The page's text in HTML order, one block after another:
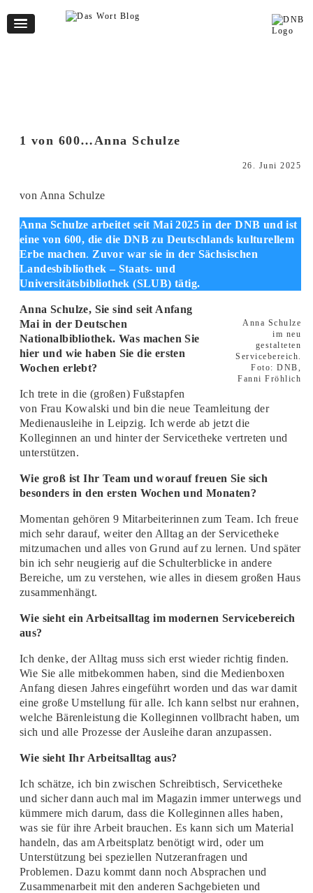
1 von 600…Anna Schulze
26. Juni 2025
von Anna Schulze
Anna Schulze arbeitet seit Mai 2025 in der DNB und ist
eine von 600, die die DNB zu Deutschlands kulturellem
Erbe machen. Zuvor war sie in der Sächsischen
Landesbibliothek – Staats- und
Universitätsbibliothek (SLUB) tätig.
Anna Schulze
im neu
gestalteten
Servicebereich.
Foto: DNB,
Fanni Fröhlich
Anna Schulze, Sie sind seit Anfang
Mai in der Deutschen
Nationalbibliothek. Was machen Sie
hier und wie haben Sie die ersten
Wochen erlebt?
Ich trete in die (großen) Fußstapfen
von Frau Kowalski und bin die neue Teamleitung der
Medienausleihe in Leipzig. Ich werde ab jetzt die
Kolleginnen an und hinter der Servicetheke vertreten und
unterstützen.
Wie groß ist Ihr Team und worauf freuen Sie sich
besonders in den ersten Wochen und Monaten?
Momentan gehören 9 Mitarbeiterinnen zum Team. Ich freue
mich sehr darauf, weiter den Alltag an der Servicetheke
mitzumachen und alles von Grund auf zu lernen. Und später
bin ich sehr neugierig auf die Schulterblicke in andere
Bereiche, um zu verstehen, wie alles in diesem großen Haus
zusammenhängt.
Wie sieht ein Arbeitsalltag im modernen Servicebereich
aus?
Ich denke, der Alltag muss sich erst wieder richtig finden.
Wie Sie alle mitbekommen haben, sind die Medienboxen
Anfang diesen Jahres eingeführt worden und das war damit
eine große Umstellung für alle. Ich kann selbst nur erahnen,
welche Bärenleistung die Kolleginnen vollbracht haben, um
sich und alle Prozesse der Ausleihe daran anzupassen.
Wie sieht Ihr Arbeitsalltag aus?
Ich schätze, ich bin zwischen Schreibtisch, Servicetheke
und sicher dann auch mal im Magazin immer unterwegs und
kümmere mich darum, dass die Kolleginnen alles haben,
was sie für ihre Arbeit brauchen. Es kann sich um Material
handeln, das am Arbeitsplatz benötigt wird, oder um
Unterstützung bei speziellen Nutzeranfragen und
Problemen. Dazu kommt dann noch Absprachen und
Zusammenarbeit mit den anderen Sachgebieten und